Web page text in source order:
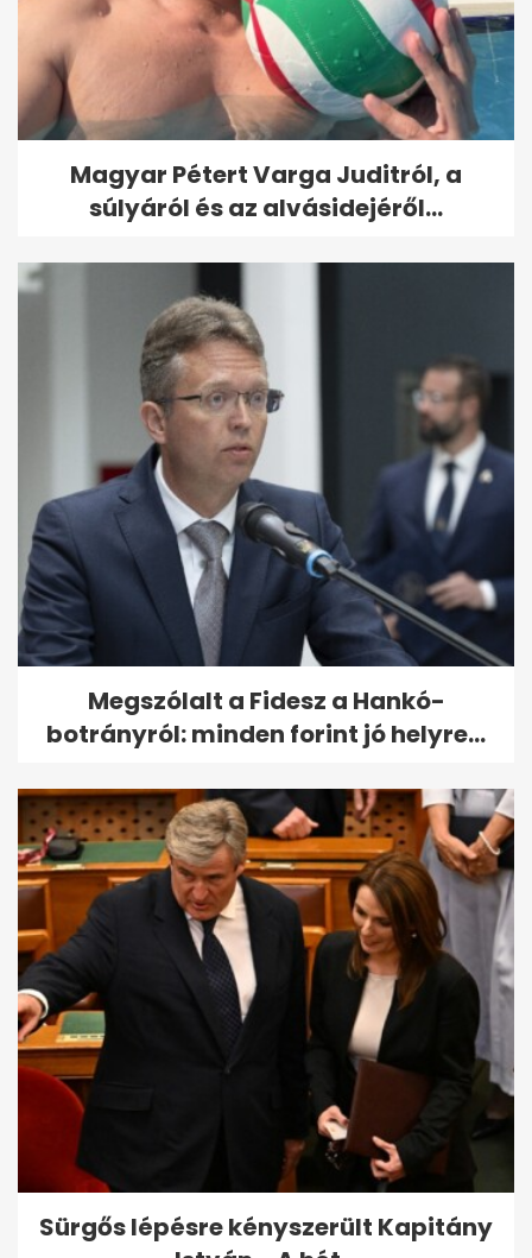
Magyar Pétert Varga Juditról, a
súlyáról és az alvásidejéről...
Megszólalt a Fidesz a Hankó-
botrányról: minden forint jó helyre...
Sürgős lépésre kényszerült Kapitány